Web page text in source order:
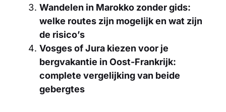
Wandelen in Marokko zonder gids:
welke routes zijn mogelijk en wat zijn
de risico’s
Vosges of Jura kiezen voor je
bergvakantie in Oost-Frankrijk:
complete vergelijking van beide
gebergtes